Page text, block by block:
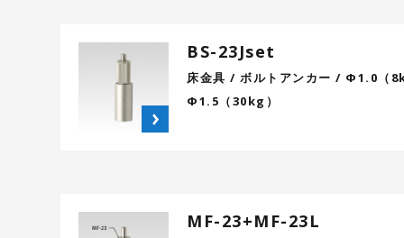
BS-23Jset
床金具 / ボルトアンカー / Φ1.0（
Φ1.5（30kg）
MF-23+MF-23L